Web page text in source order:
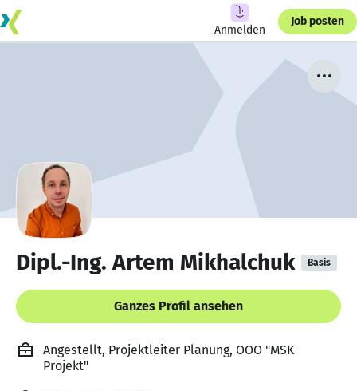
Anmelden
Job posten
Dipl.-Ing. Artem Mikhalchuk Basis
Ganzes Profil ansehen
Angestellt, Projektleiter Planung, OOO "MSK
Projekt"